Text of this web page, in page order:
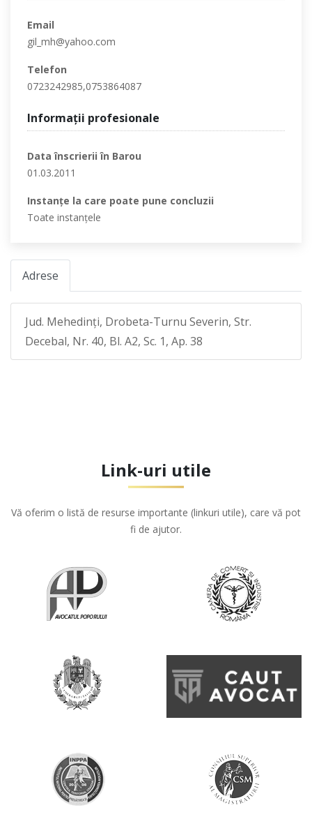
Email
gil_mh@yahoo.com
Telefon
0723242985,0753864087
Informaţii profesionale
Data înscrierii în Barou
01.03.2011
Instanţe la care poate pune concluzii
Toate instanţele
Adrese
Jud. Mehedinţi, Drobeta-Turnu Severin, Str.
Decebal, Nr. 40, Bl. A2, Sc. 1, Ap. 38
Link-uri utile
Vă oferim o listă de resurse importante (linkuri utile), care vă pot
fi de ajutor.